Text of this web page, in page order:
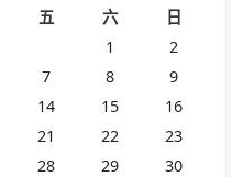
五 六
日
1
2
7 8
9
14 15
16
21 22
23
28 29
30